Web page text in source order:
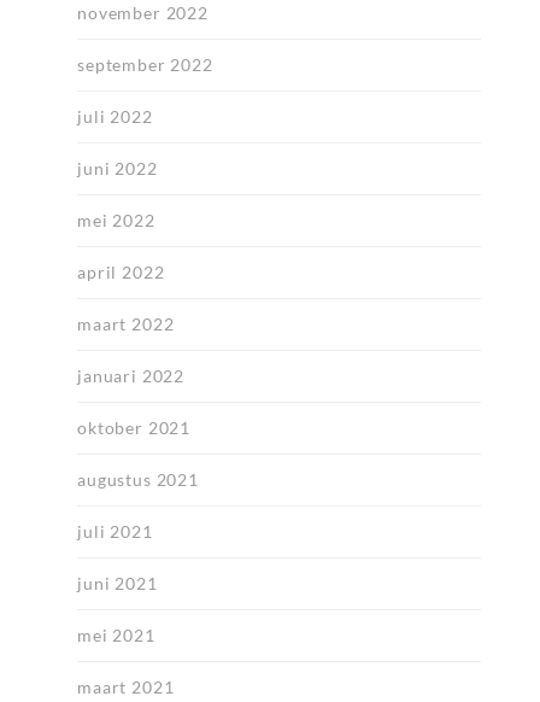
november 2022
september 2022
juli 2022
juni 2022
mei 2022
april 2022
maart 2022
januari 2022
oktober 2021
augustus 2021
juli 2021
juni 2021
mei 2021
maart 2021